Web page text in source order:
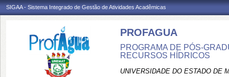
SIGAA - Sistema Integrado de Gestão de Atividades Acadêmicas
PROFAGUA
PROGRAMA DE PÓS-
RECURSOS HÍDRICOS
UNIVERSIDADE DO ESTADO DE